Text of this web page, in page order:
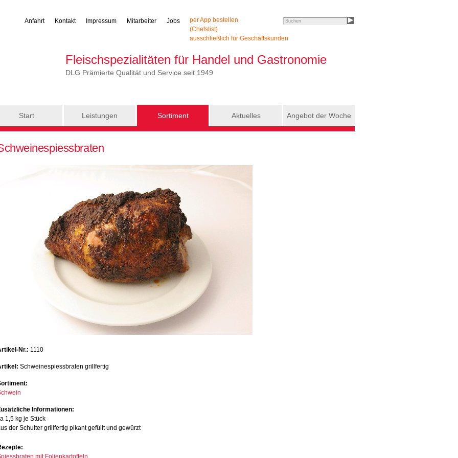
per App bestellen
(Chefslist)
ausschließlich für Geschäftskunden
Anfahrt Kontakt Impressum Mitarbeiter Jobs Search this site
Fleischspezialitäten für Handel und Gastronomie
DLG Prämierte Qualität und Service seit 1949
Start Leistungen Sortiment Aktuelles Angebot der Woche
Nr.: 1110
Schweinespiessbraten grillfertig
Informationen:
1,5 kg je Stück
der Schulter grillfertig pikant gefüllt und gewürzt
mit Folienkartoffeln